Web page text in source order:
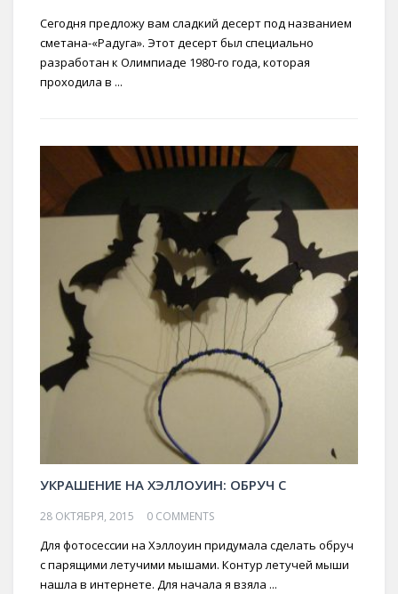
Сегодня предложу вам сладкий десерт под названием
сметана-«Радуга». Этот десерт был специально
разработан к Олимпиаде 1980-го года, которая
проходила в ...
УКРАШЕНИЕ НА ХЭЛЛОУИН: ОБРУЧ С
28 ОКТЯБРЯ, 2015 0 COMMENTS
Для фотосессии на Хэллоуин придумала сделать обруч
с парящими летучими мышами. Контур летучей мыши
нашла в интернете. Для начала я взяла ...